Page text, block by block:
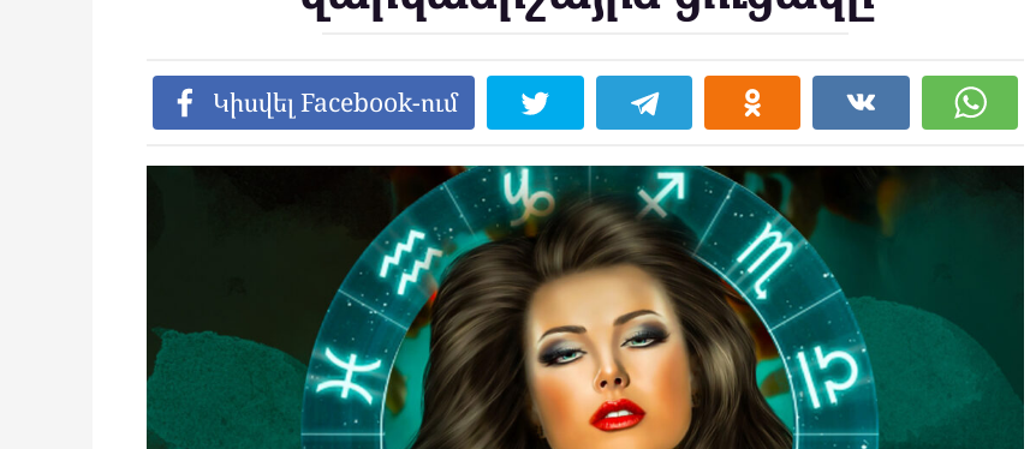
Կիսվել Facebook-ում